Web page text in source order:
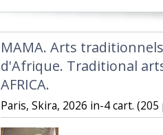
‎MAMA. Arts
d'Afrique. Traditional
AFRICA.‎
‎Paris, Skira, 2026 in-4 cart. (205